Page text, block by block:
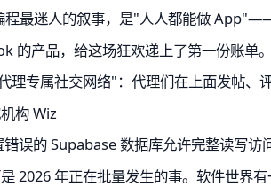
最迷人的叙事，是"人人都能做
的产品，给这场狂欢递上了第一份账单
理专属社交网络"：代理们在上面发帖
构 Wiz
误的 Supabase 数据库允许完整读写
2026 年正在批量发生的事。软件世界